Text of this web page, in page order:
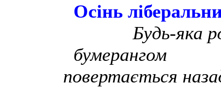
Осінь
Будь-яка
бумерангом
повертається